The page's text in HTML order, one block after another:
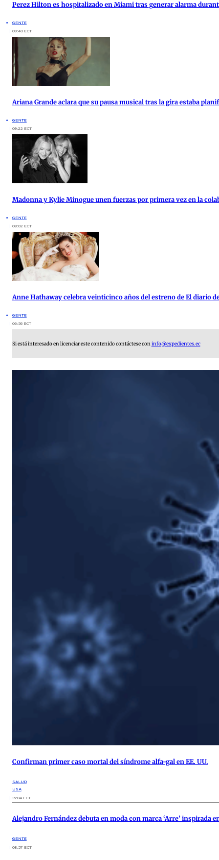
Perez Hilton es hospitalizado en Miami tras generar alarma
GENTE
09:40 ECT
Ariana Grande aclara que su pausa musical tras la gira estaba
GENTE
09:22 ECT
Madonna y Kylie Minogue unen fuerzas por primera vez en la
GENTE
08:02 ECT
Anne Hathaway celebra veinticinco años del estreno de El diario
GENTE
06:56 ECT
Si está interesado en licenciar este contenido contáctese coninfo@expedientes.ec
Confirman primer caso mortal del síndrome alfa-gal en EE. UU.
SALUD
USA
16:04 ECT
Alejandro Fernández debuta en moda con marca ‘Arre’ inspirada
GENTE
08:57 ECT